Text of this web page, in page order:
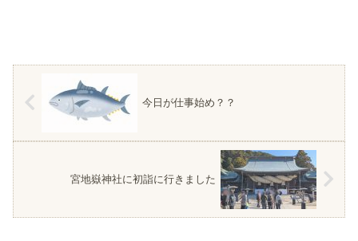
今日が仕事始め？？
宮地嶽神社に初詣に行きました